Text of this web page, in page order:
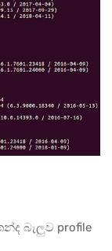
බැලුව profile